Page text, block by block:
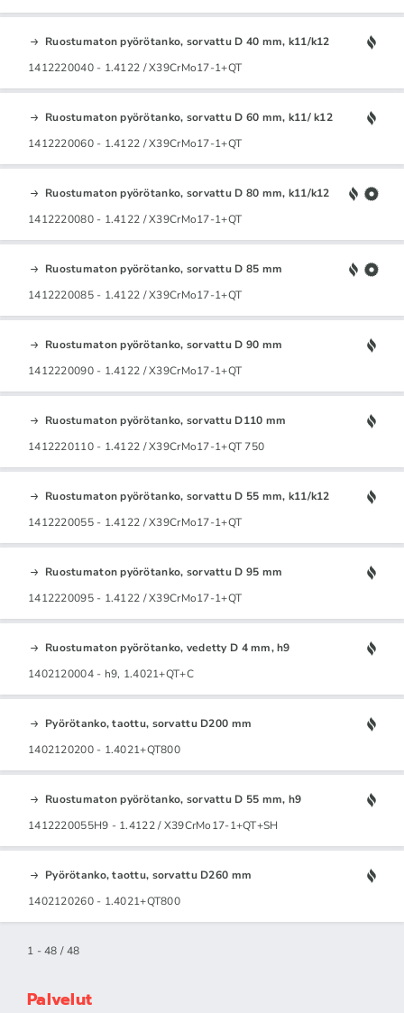
Ruostumaton pyörötanko, sorvattu D 40 mm, k11/k12
1412220040 - 1.4122 / X39CrMo17-1+QT
Ruostumaton pyörötanko, sorvattu D 60 mm, k11/ k12
1412220060 - 1.4122 / X39CrMo17-1+QT
Ruostumaton pyörötanko, sorvattu D 80 mm, k11/k12
1412220080 - 1.4122 / X39CrMo17-1+QT
Ruostumaton pyörötanko, sorvattu D 85 mm
1412220085 - 1.4122 / X39CrMo17-1+QT
Ruostumaton pyörötanko, sorvattu D 90 mm
1412220090 - 1.4122 / X39CrMo17-1+QT
Ruostumaton pyörötanko, sorvattu D110 mm
1412220110 - 1.4122 / X39CrMo17-1+QT 750
Ruostumaton pyörötanko, sorvattu D 55 mm, k11/k12
1412220055 - 1.4122 / X39CrMo17-1+QT
Ruostumaton pyörötanko, sorvattu D 95 mm
1412220095 - 1.4122 / X39CrMo17-1+QT
Ruostumaton pyörötanko, vedetty D 4 mm, h9
1402120004 - h9, 1.4021+QT+C
Pyörötanko, taottu, sorvattu D200 mm
1402120200 - 1.4021+QT800
Ruostumaton pyörötanko, sorvattu D 55 mm, h9
1412220055H9 - 1.4122 / X39CrMo17-1+QT+SH
Pyörötanko, taottu, sorvattu D260 mm
1402120260 - 1.4021+QT800
1 - 48 / 48
Palvelut